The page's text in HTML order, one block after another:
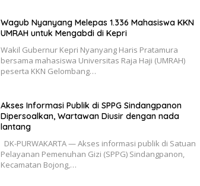
Wagub Nyanyang Melepas 1.336 Mahasiswa KKN
UMRAH untuk Mengabdi di Kepri
Wakil Gubernur Kepri Nyanyang Haris Pratamura
bersama mahasiswa Universitas Raja Haji (UMRAH)
peserta KKN Gelombang…
Akses Informasi Publik di SPPG Sindangpanon
Dipersoalkan, Wartawan Diusir dengan nada
lantang
DK-PURWAKARTA — Akses informasi publik di Satuan
Pelayanan Pemenuhan Gizi (SPPG) Sindangpanon,
Kecamatan Bojong,…